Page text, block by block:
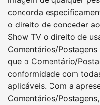
concorda
o direito de conceder
Show TV o direito de
Comentários/
que o Comentário/
conformidade com
aplicáveis. Com a
Comentários/